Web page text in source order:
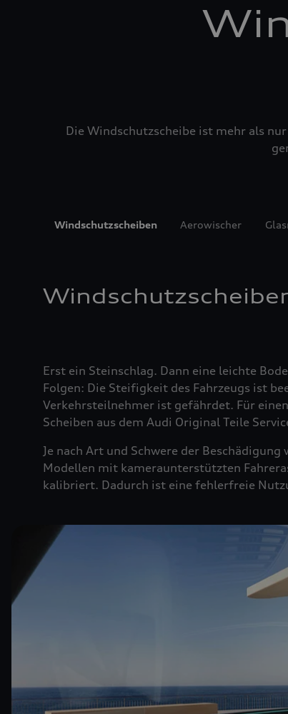
Die Windschutzscheibe ist mehr als
Windschutzscheiben Aerowischer
Erst ein Steinschlag. Dann eine leichte
Folgen: Die Steifigkeit des Fahrzeugs ist
Verkehrsteilnehmer ist gefährdet. Für
Scheiben aus dem Audi Original Teile
Je nach Art und Schwere der
Modellen mit kameraunterstützten
kalibriert. Dadurch ist eine fehlerfreie